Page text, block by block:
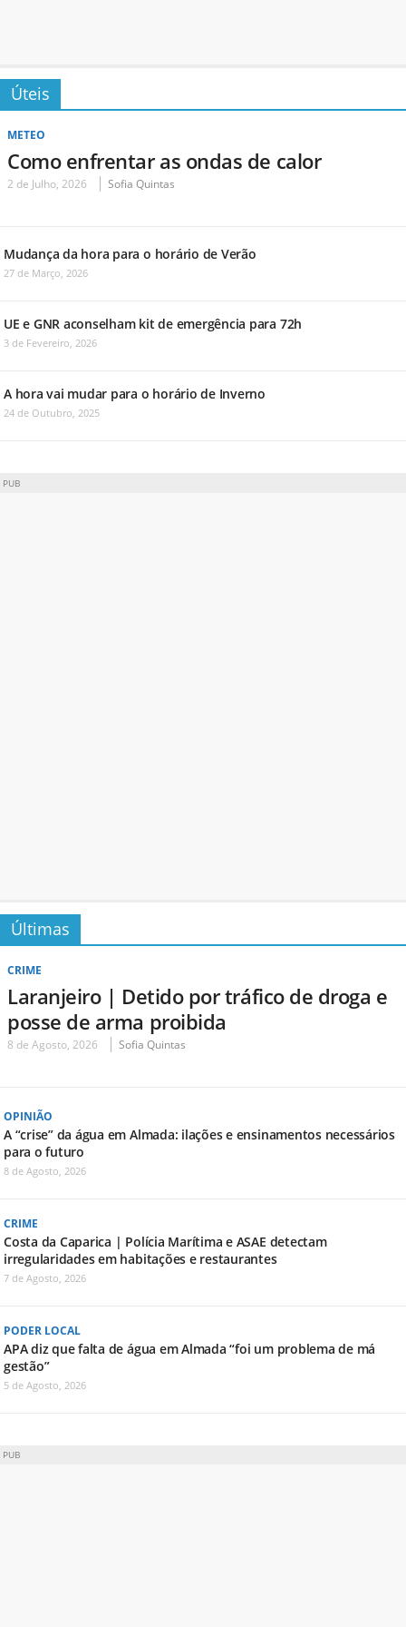
Úteis
METEO
Como enfrentar as ondas de calor
2 de Julho, 2026 Sofia Quintas
Mudança da hora para o horário de Verão
27 de Março, 2026
UE e GNR aconselham kit de emergência para 72h
3 de Fevereiro, 2026
A hora vai mudar para o horário de Inverno
24 de Outubro, 2025
PUB
Últimas
CRIME
Laranjeiro | Detido por tráfico de droga e
posse de arma proibida
8 de Agosto, 2026 Sofia Quintas
OPINIÃO
A “crise” da água em Almada: ilações e ensinamentos necessários
para o futuro
8 de Agosto, 2026
CRIME
Costa da Caparica | Polícia Marítima e ASAE detectam
irregularidades em habitações e restaurantes
7 de Agosto, 2026
PODER LOCAL
APA diz que falta de água em Almada “foi um problema de má
gestão”
5 de Agosto, 2026
PUB